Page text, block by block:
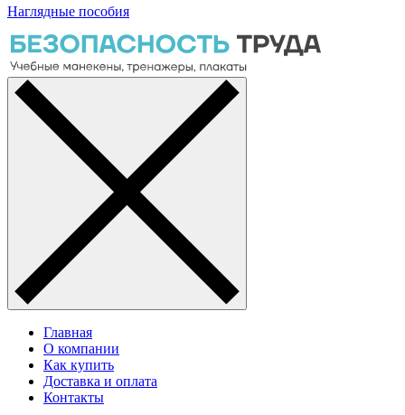
Наглядные пособия
Главная
О компании
Как купить
Доставка и оплата
Контакты